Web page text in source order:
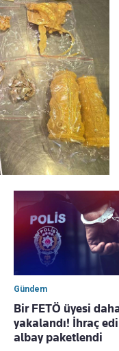
Gündem
Bir FETÖ üyesi
yakalandı! İhraç
albay paketlendi